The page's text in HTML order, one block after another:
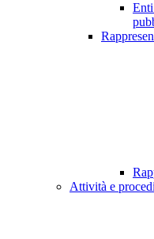
Attività e